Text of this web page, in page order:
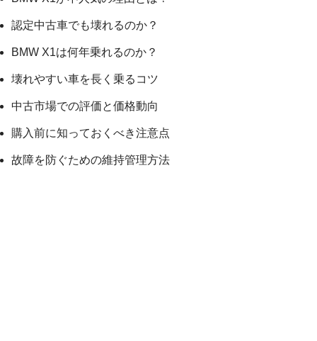
認定中古車でも壊れるのか？
BMW X1は何年乗れるのか？
壊れやすい車を長く乗るコツ
中古市場での評価と価格動向
購入前に知っておくべき注意点
故障を防ぐための維持管理方法